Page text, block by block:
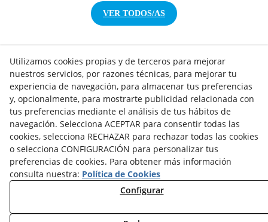
VER TODOS/AS
NOTICIAS AEROTERMIA
NOTICIAS FOTOVOLTAICA
NOTICIAS CLIMATIZACIÓN
NOTICIAS CALEFACCIÓN
NOTICIAS BIOMASA
NOTICIAS VENTILACIÓN
NOVEDADES
Utilizamos cookies propias y de terceros para mejorar
nuestros servicios, por razones técnicas, para mejorar tu
experiencia de navegación, para almacenar tus preferencias
y, opcionalmente, para mostrarte publicidad relacionada con
tus preferencias mediante el análisis de tus hábitos de
navegación. Selecciona ACEPTAR para consentir todas las
cookies, selecciona RECHAZAR para rechazar todas las cookies
o selecciona CONFIGURACIÓN para personalizar tus
preferencias de cookies. Para obtener más información
consulta nuestra: Política de Cookies
Configurar